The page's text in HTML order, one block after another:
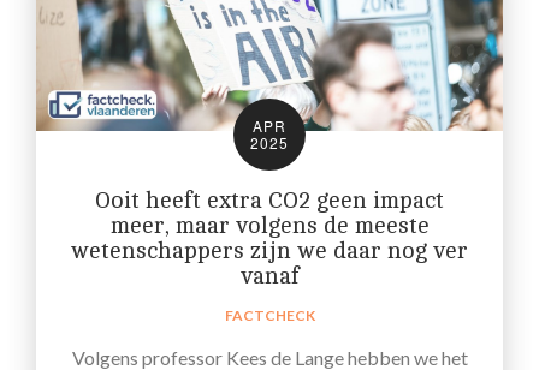
APR
2025
Ooit heeft extra CO2 geen impact
meer, maar volgens de meeste
wetenschappers zijn we daar nog ver
vanaf
FACTCHECK
Volgens professor Kees de Lange hebben we het